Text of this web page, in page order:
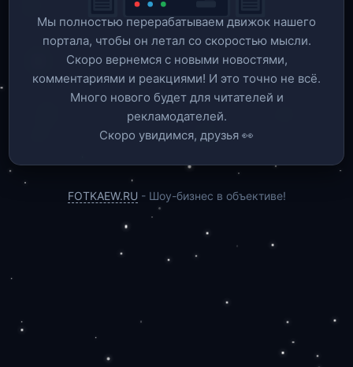
Мы полностью перерабатываем движок нашего
портала, чтобы он летал со скоростью мысли.
Скоро вернемся c новыми новостями,
комментариями и реакциями! И это точно не всё.
Много нового будет для читателей и
рекламодателей.
Скоро увидимся, друзья 👀
FOTKAEW.RU - Шоу-бизнес в объективе!